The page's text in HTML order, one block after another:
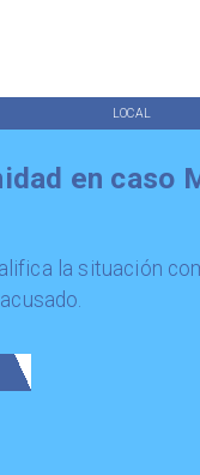
LOCAL
en caso
la situación